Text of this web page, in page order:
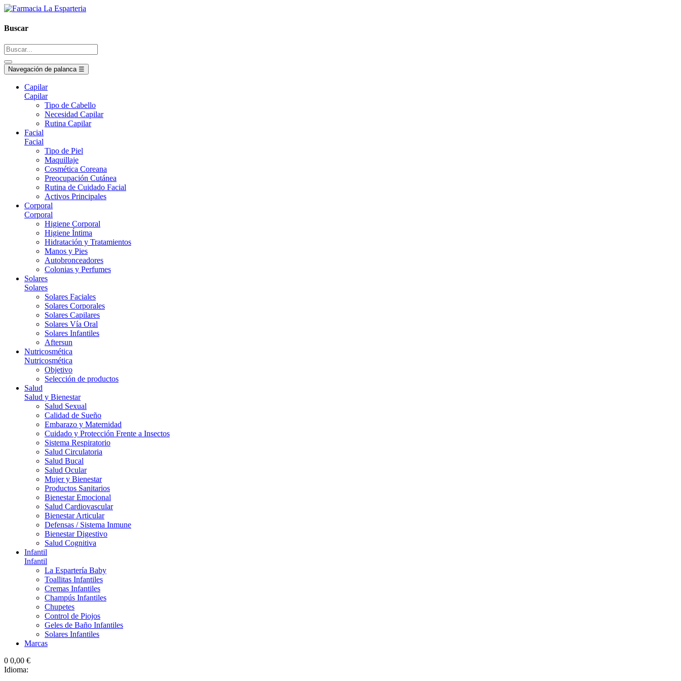
Buscar
Navegación de palanca ☰
Capilar
Capilar
Tipo de Cabello
Necesidad Capilar
Rutina Capilar
Facial
Facial
Tipo de Piel
Maquillaje
Cosmética Coreana
Preocupación Cutánea
Rutina de Cuidado Facial
Activos Principales
Corporal
Corporal
Higiene Corporal
Higiene Íntima
Hidratación y Tratamientos
Manos y Pies
Autobronceadores
Colonias y Perfumes
Solares
Solares
Solares Faciales
Solares Corporales
Solares Capilares
Solares Vía Oral
Solares Infantiles
Aftersun
Nutricosmética
Nutricosmética
Objetivo
Selección de productos
Salud
Salud y Bienestar
Salud Sexual
Calidad de Sueño
Embarazo y Maternidad
Cuidado y Protección Frente a Insectos
Sistema Respiratorio
Salud Circulatoria
Salud Bucal
Salud Ocular
Mujer y Bienestar
Productos Sanitarios
Bienestar Emocional
Salud Cardiovascular
Bienestar Articular
Defensas / Sistema Inmune
Bienestar Digestivo
Salud Cognitiva
Infantil
Infantil
La Espartería Baby
Toallitas Infantiles
Cremas Infantiles
Champús Infantiles
Chupetes
Control de Piojos
Geles de Baño Infantiles
Solares Infantiles
Marcas
0 0,00 €
Idioma: